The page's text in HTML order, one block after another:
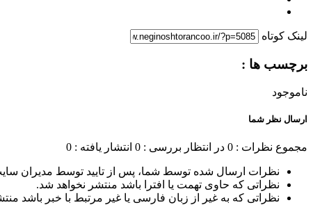
لینک کوتاه
برچسب ها :
ناموجود
ارسال نظر شما
مجموع نظرات : 0 در انتظار بررسی : 0 انتشار یافته : 0
نظرات ارسال شده توسط شما، پس از تایید توسط مدیران
نظراتی که حاوی تهمت یا افترا باشد منتشر نخواهد شد.
نظراتی که به غیر از زبان فارسی یا غیر مرتبط با خبر باشد